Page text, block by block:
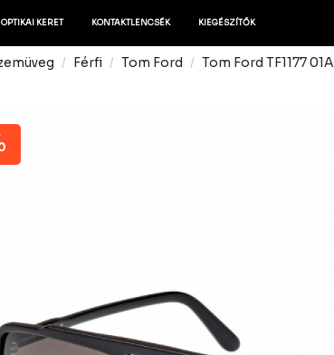
OPTIKAI KERET KONTAKTLENCSÉK KIEGÉSZÍTŐK
Férfi Tom Ford Tom Ford TF1177 01A